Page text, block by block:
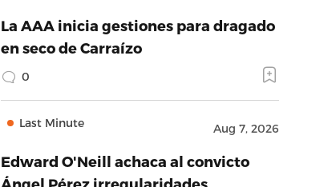
La AAA inicia gestiones para dragado
en seco de Carraízo
0
Last Minute Aug 7, 2026
Edward O'Neill achaca al convicto
Ángel Pérez irregularidades